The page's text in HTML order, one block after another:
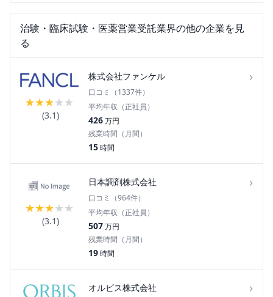
治験・臨床試験・医薬営業受託業界の他の企業を見
る
★★★★★
(3.1)
株式会社ファンケル ›
口コミ（1337件）
平均年収（正社員）
426万円
残業時間（月間）
15時間
★★★★★
(3.1)
日本調剤株式会社 ›
口コミ（964件）
平均年収（正社員）
507万円
残業時間（月間）
19時間
オルビス株式会社 ›